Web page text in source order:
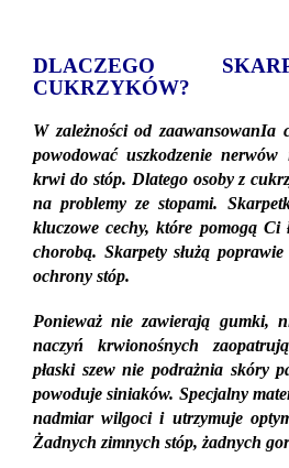
DLACZEGO
CUKRZYKÓW?
W zależności od zaawansowanIa
powodować uszkodzenie nerwów
krwi do stóp. Dlatego osoby z
na problemy ze stopami.
kluczowe cechy, które pomogą Ci
chorobą. Skarpety służą
ochrony stóp.
Ponieważ nie zawierają gumki,
naczyń krwionośnych
płaski szew nie podrażnia skóry
powoduje siniaków. Specjalny
nadmiar wilgoci i utrzymuje
Żadnych zimnych stóp, żadnych